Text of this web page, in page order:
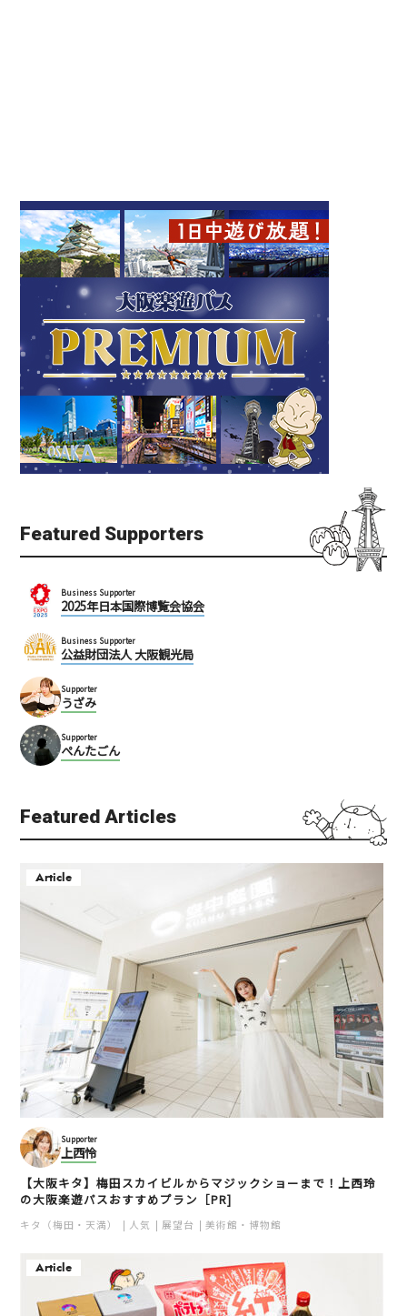
Featured Supporters
Business Supporter
2025年日本国際博覧会協会
Business Supporter
公益財団法人 大阪観光局
Supporter
うざみ
Supporter
ぺんたごん
Featured Articles
Article
Supporter
上西怜
【大阪キタ】梅田スカイビルからマジックショーまで！上西玲
の大阪楽遊パスおすすめプラン［PR]
キタ（梅田・天満） 人気 展望台 美術館・博物館
Article